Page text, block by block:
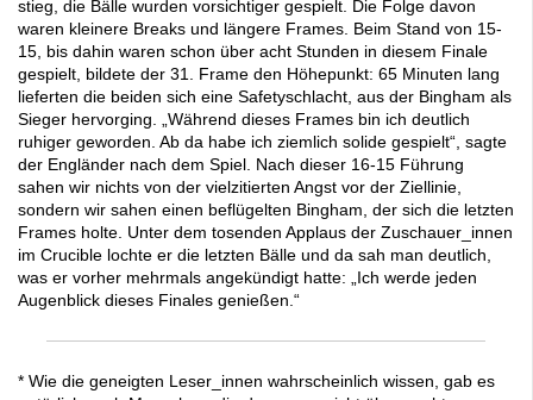
stieg, die Bälle wurden vorsichtiger gespielt. Die Folge davon
waren kleinere Breaks und längere Frames. Beim Stand von 15-
15, bis dahin waren schon über acht Stunden in diesem Finale
gespielt, bildete der 31. Frame den Höhepunkt: 65 Minuten lang
lieferten die beiden sich eine Safetyschlacht, aus der Bingham als
Sieger hervorging. „Während dieses Frames bin ich deutlich
ruhiger geworden. Ab da habe ich ziemlich solide gespielt“, sagte
der Engländer nach dem Spiel. Nach dieser 16-15 Führung
sahen wir nichts von der vielzitierten Angst vor der Ziellinie,
sondern wir sahen einen beflügelten Bingham, der sich die letzten
Frames holte. Unter dem tosenden Applaus der Zuschauer_innen
im Crucible lochte er die letzten Bälle und da sah man deutlich,
was er vorher mehrmals angekündigt hatte: „Ich werde jeden
Augenblick dieses Finales genießen.“
* Wie die geneigten Leser_innen wahrscheinlich wissen, gab es